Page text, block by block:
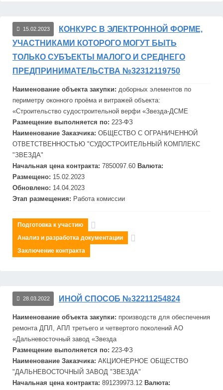
15.02.2023
КОНКУРС В ЭЛЕКТРОННОЙ ФОРМЕ,
УЧАСТНИКАМИ КОТОРОГО МОГУТ БЫТЬ
ТОЛЬКО СУБЪЕКТЫ МАЛОГО И СРЕДНЕГО
ПРЕДПРИНИМАТЕЛЬСТВА №32312119750
Наименование объекта закупки: доборных элементов по
периметру оконного проёма и витражей объекта:
«Строительство судостроительной верфи «Звезда-ДСМЕ
Размещение выполняется по: 223-ФЗ
Наименование Заказчика: ОБЩЕСТВО С ОГРАНИЧЕННОЙ
ОТВЕТСТВЕННОСТЬЮ "СУДОСТРОИТЕЛЬНЫЙ КОМПЛЕКС
"ЗВЕЗДА"
Начальная цена контракта: 7850097.60 Валюта:
Размещено: 15.02.2023
Обновлено: 14.04.2023
Этап размещения: Работа комиссии
Подготовка к участию
Анализ и разработка документации
Заключение контракта
28.03.2022 ИНОЙ СПОСОБ №32211254824
Наименование объекта закупки: производств для обеспечения
ремонта ДПЛ, АПЛ третьего и четвертого поколений АО
«Дальневосточный завод «Звезда
Размещение выполняется по: 223-ФЗ
Наименование Заказчика: АКЦИОНЕРНОЕ ОБЩЕСТВО
"ДАЛЬНЕВОСТОЧНЫЙ ЗАВОД "ЗВЕЗДА"
Начальная цена контракта: 891239973.12 Валюта: